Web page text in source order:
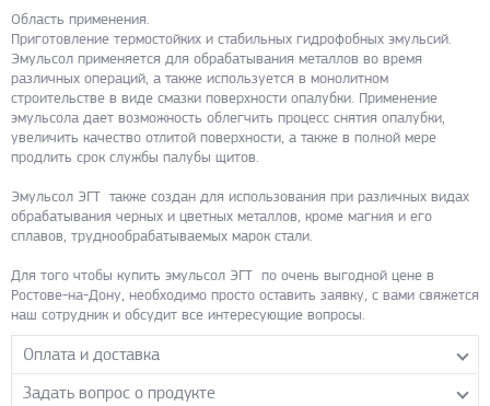
Область применения.
Приготовление термостойких и стабильных гидрофобных эмульсий.
Эмульсол применяется для обрабатывания металлов во время
различных операций, а также используется в монолитном
строительстве в виде смазки поверхности опалубки. Применение
эмульсола дает возможность облегчить процесс снятия опалубки,
увеличить качество отлитой поверхности, а также в полной мере
продлить срок службы палубы щитов.
Эмульсол ЭГТ также создан для использования при различных видах
обрабатывания черных и цветных металлов, кроме магния и его
сплавов, труднообрабатываемых марок стали.
Для того чтобы купить эмульсол ЭГТ по очень выгодной цене в
Ростове-на-Дону, необходимо просто оставить заявку, с вами свяжется
наш сотрудник и обсудит все интересующие вопросы.
Оплата и доставка
Самовывоз с нашего склада
Задать вопрос о продукте